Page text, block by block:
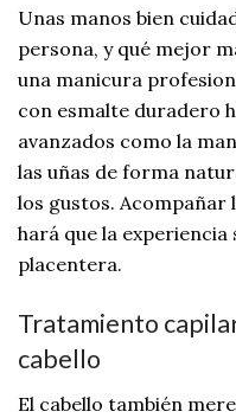
Unas manos bien
persona, y qué mejor
una manicura
con esmalte duradero
avanzados como la
las uñas de forma
los gustos. Acompañar
hará que la experiencia
placentera.
Tratamiento
cabello
El cabello también